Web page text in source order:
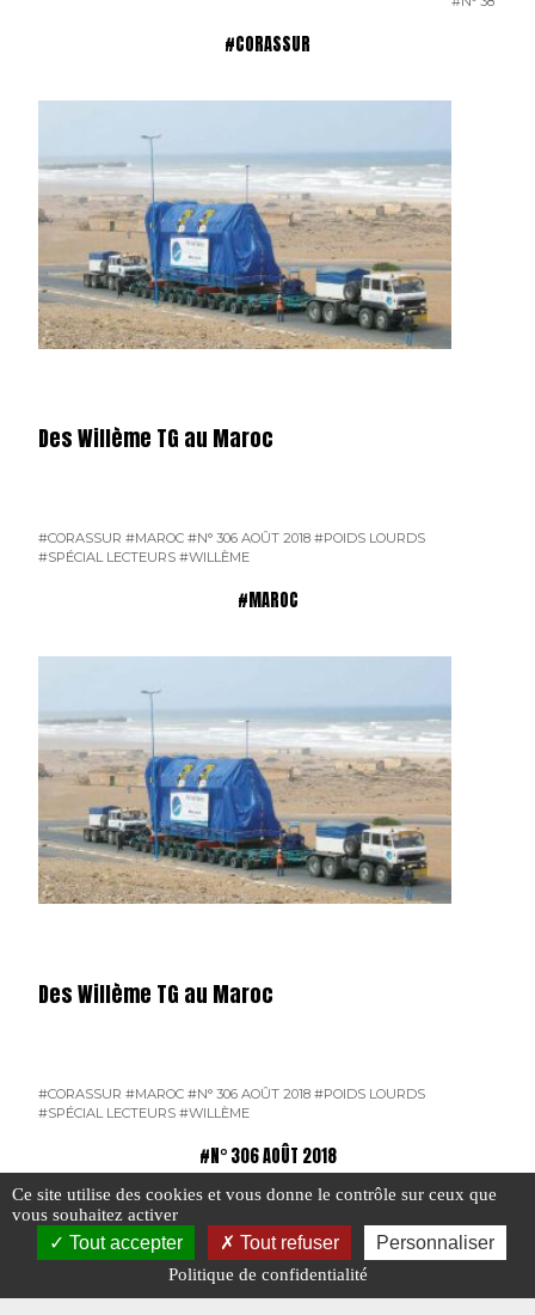
#CORASSUR
Des Willème TG au Maroc
#CORASSUR #MAROC #N° 306 AOÛT 2018 #POIDS LOURDS
#SPÉCIAL LECTEURS #WILLÈME
#MAROC
Des Willème TG au Maroc
#CORASSUR #MAROC #N° 306 AOÛT 2018 #POIDS LOURDS
#SPÉCIAL LECTEURS #WILLÈME
#N° 306 AOÛT 2018
Ce site utilise des cookies et vous donne le contrôle sur ceux que
vous souhaitez activer
Tout accepter Tout refuser Personnaliser
Politique de confidentialité